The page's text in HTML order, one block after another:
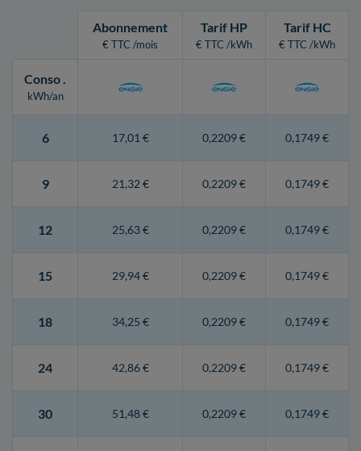
Abonnement
€ TTC /mois
Tarif HP
€ TTC /kWh
Tarif HC
€ TTC /kWh
Conso.
kWh/an
6 17,01 € 0,2209 € 0,1749 €
9 21,32 € 0,2209 € 0,1749 €
12 25,63 € 0,2209 € 0,1749 €
15 29,94 € 0,2209 € 0,1749 €
18 34,25 € 0,2209 € 0,1749 €
24 42,86 € 0,2209 € 0,1749 €
30 51,48 € 0,2209 € 0,1749 €